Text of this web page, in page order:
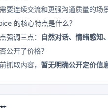
要连续交流和更强沟通质量的场
的核心特点是什么？
强调三点：
自然对话、情绪感知
公开了价格？
抓取内容， 暂无明确公开定价信